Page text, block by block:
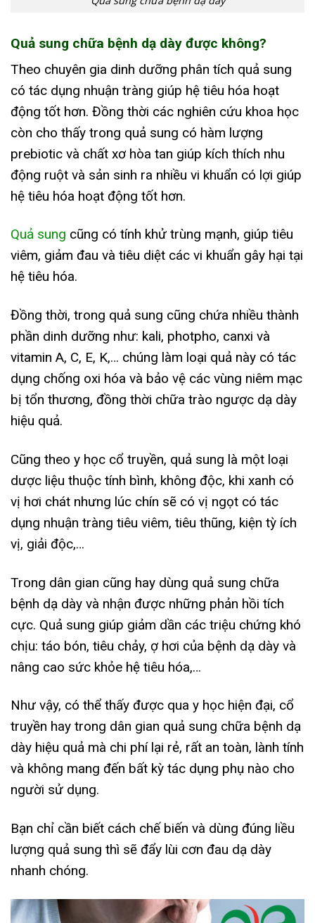
Quả sung chữa bệnh dạ dày được không?
Theo chuyên gia dinh dưỡng phân tích quả sung
có tác dụng nhuận tràng giúp hệ tiêu hóa hoạt
động tốt hơn. Đồng thời các nghiên cứu khoa học
còn cho thấy trong quả sung có hàm lượng
prebiotic và chất xơ hòa tan giúp kích thích nhu
động ruột và sản sinh ra nhiều vi khuẩn có lợi giúp
hệ tiêu hóa hoạt động tốt hơn.
Quả sung cũng có tính khử trùng mạnh, giúp tiêu
viêm, giảm đau và tiêu diệt các vi khuẩn gây hại tại
hệ tiêu hóa.
Đồng thời, trong quả sung cũng chứa nhiều thành
phần dinh dưỡng như: kali, photpho, canxi và
vitamin A, C, E, K,… chúng làm loại quả này có tác
dụng chống oxi hóa và bảo vệ các vùng niêm mạc
bị tổn thương, đồng thời chữa trào ngược dạ dày
hiệu quả.
Cũng theo y học cổ truyền, quả sung là một loại
dược liệu thuộc tính bình, không độc, khi xanh có
vị hơi chát nhưng lúc chín sẽ có vị ngọt có tác
dụng nhuận tràng tiêu viêm, tiêu thũng, kiện tỳ ích
vị, giải độc,…
Trong dân gian cũng hay dùng quả sung chữa
bệnh dạ dày và nhận được những phản hồi tích
cực. Quả sung giúp giảm dần các triệu chứng khó
chịu: táo bón, tiêu chảy, ợ hơi của bệnh dạ dày và
nâng cao sức khỏe hệ tiêu hóa,…
Như vậy, có thể thấy được qua y học hiện đại, cổ
truyền hay trong dân gian quả sung chữa bệnh dạ
dày hiệu quả mà chi phí lại rẻ, rất an toàn, lành tính
và không mang đến bất kỳ tác dụng phụ nào cho
người sử dụng.
Bạn chỉ cần biết cách chế biến và dùng đúng liều
lượng quả sung thì sẽ đẩy lùi cơn đau dạ dày
nhanh chóng.